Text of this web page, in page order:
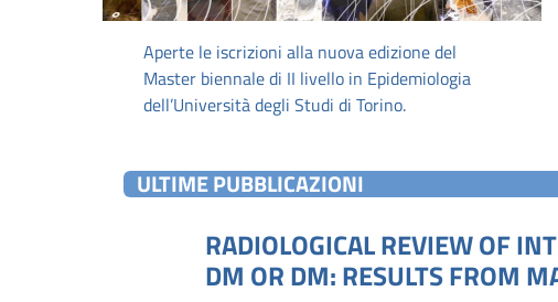
Aperte le iscrizioni alla nuova edizione del
Master biennale di II livello in Epidemiologia
dell’Università degli Studi di Torino.
ULTIME PUBBLICAZIONI
RADIOLOGICAL REVIEW OF
DM OR DM: RESULTS FROM